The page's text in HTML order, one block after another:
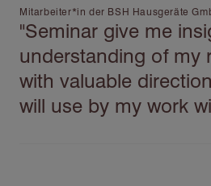
Mitarbeiter*in der BSH Hausgeräte
"Seminar give me
understanding of my
with valuable
will use by my work